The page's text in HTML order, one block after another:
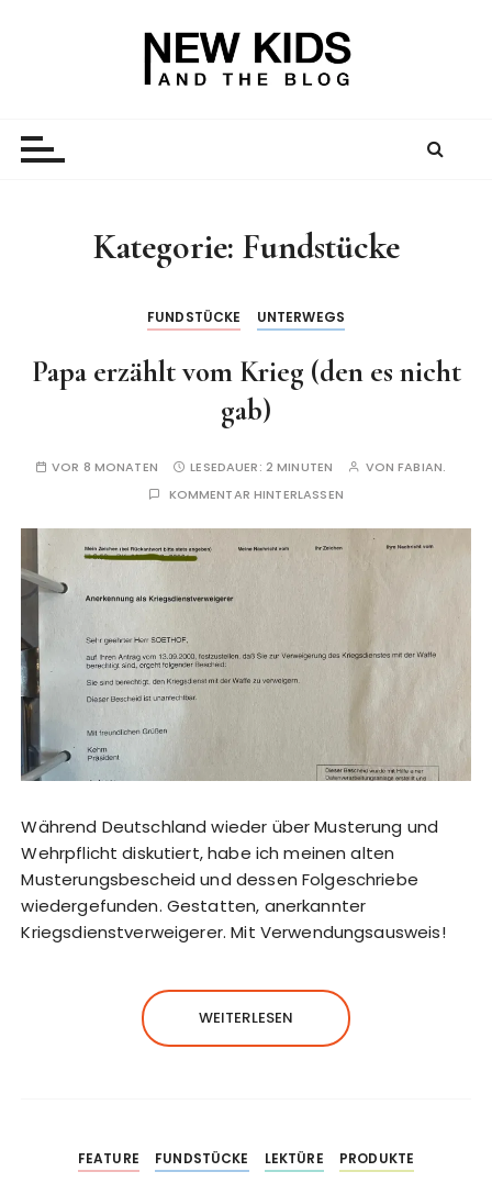
Kategorie: Fundstücke
FUNDSTÜCKE UNTERWEGS
Papa erzählt vom Krieg (den es nicht
gab)
VOR 8 MONATEN LESEDAUER: 2 MINUTEN VONFABIAN.
KOMMENTAR HINTERLASSEN
Während Deutschland wieder über Musterung und
Wehrpflicht diskutiert, habe ich meinen alten
Musterungsbescheid und dessen Folgeschriebe
wiedergefunden. Gestatten, anerkannter
Kriegsdienstverweigerer. Mit Verwendungsausweis!
WEITERLESEN
FEATURE FUNDSTÜCKE LEKTÜRE PRODUKTE